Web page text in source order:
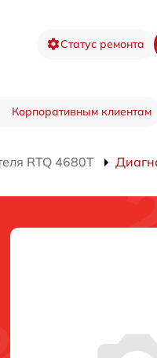
Статус ремонта
Корпоративным клиентам
RTQ 4680T